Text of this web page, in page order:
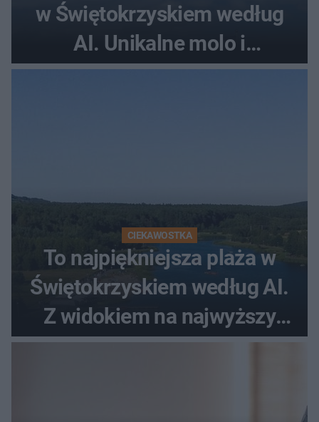
w Świętokrzyskiem według
AI. Unikalne molo i
promenada
CIEKAWOSTKA
To najpiękniejsza plaża w
Świętokrzyskiem według AI.
Z widokiem na najwyższy
szczyt Gór Świętokrzyskich